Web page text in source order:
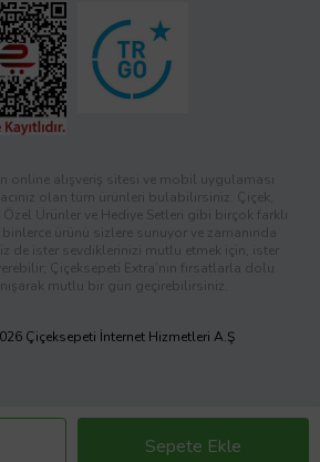
Sepete Ekle
online alışveriş sitesi ve mobil uygulaması
olan tüm ürünleri bulabilirsiniz. Çiçek,
Ürünler ve Hediye Setleri gibi birçok farklı
binlerce ürünü sizlere sunuyor ve zamanında
de ister sevdiklerinizi mutlu etmek için, ister
Çiçeksepeti Extra’nın fırsatlarla dolu
mutlu bir gün geçirebilirsiniz.
Çiçeksepeti İnternet Hizmetleri A.Ş